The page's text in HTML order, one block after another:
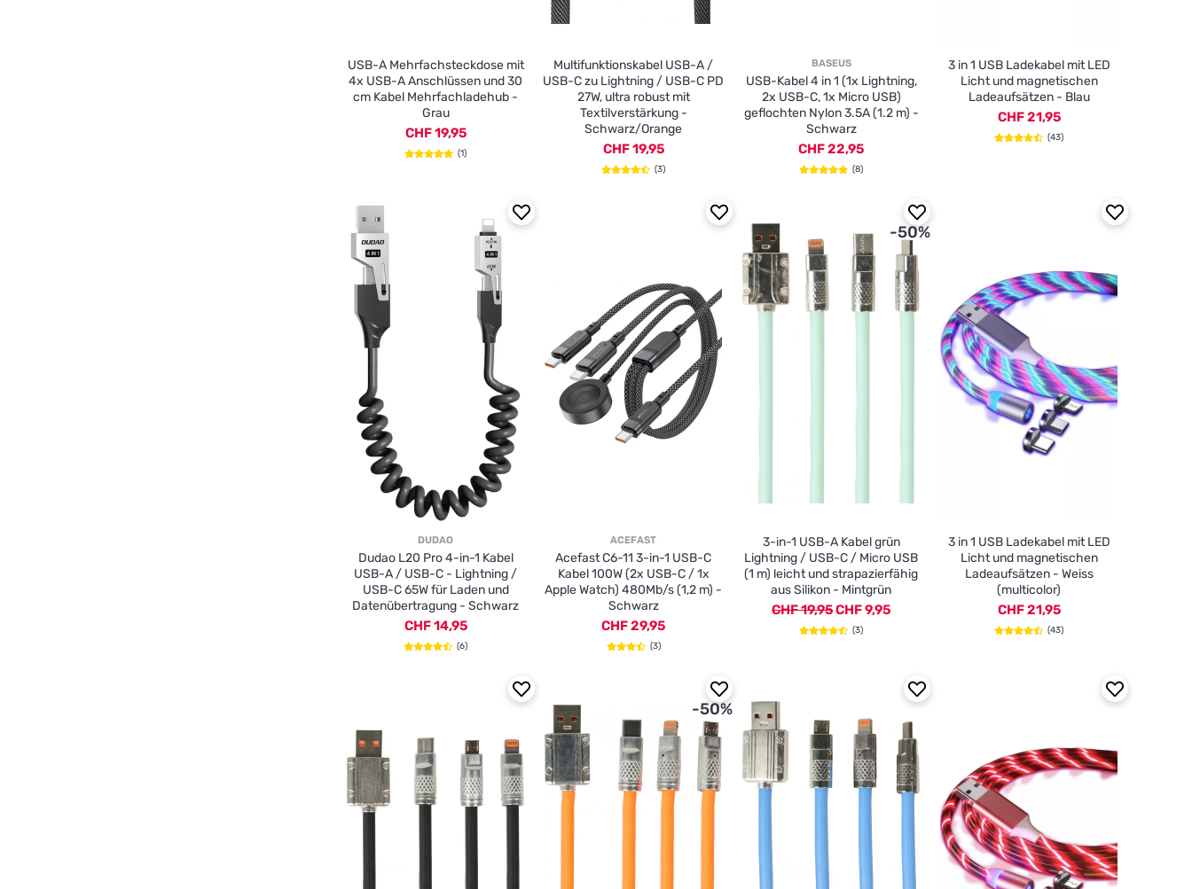
USB-A Mehrfachsteckdose mit
4x USB-A Anschlüssen und 30
cm Kabel Mehrfachladehub -
Grau
CHF 19,95
(1)
Multifunktionskabel USB-A /
USB-C zu Lightning / USB-C PD
27W, ultra robust mit
Textilverstärkung -
Schwarz/Orange
CHF 19,95
(3)
BASEUS
USB-Kabel 4 in 1 (1x Lightning,
2x USB-C, 1x Micro USB)
geflochten Nylon 3.5A (1.2 m) -
Schwarz
CHF 22,95
(8)
3 in 1 USB Ladekabel mit LED
Licht und magnetischen
Ladeaufsätzen - Blau
CHF 21,95
(43)
DUDAO
Dudao L20 Pro 4-in-1 Kabel
USB-A / USB-C - Lightning /
USB-C 65W für Laden und
Datenübertragung - Schwarz
CHF 14,95
(6)
ACEFAST
Acefast C6-11 3-in-1 USB-C
Kabel 100W (2x USB-C / 1x
Apple Watch) 480Mb/s (1,2 m) -
Schwarz
CHF 29,95
(3)
3-in-1 USB-A Kabel grün
Lightning / USB-C / Micro USB
(1 m) leicht und strapazierfähig
aus Silikon - Mintgrün
CHF 19,95CHF 9,95
(3)
-50%
3 in 1 USB Ladekabel mit LED
Licht und magnetischen
Ladeaufsätzen - Weiss
(multicolor)
CHF 21,95
(43)
-50%